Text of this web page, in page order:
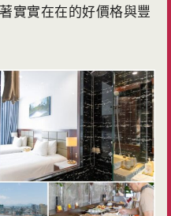
實實在在的好價格與豐